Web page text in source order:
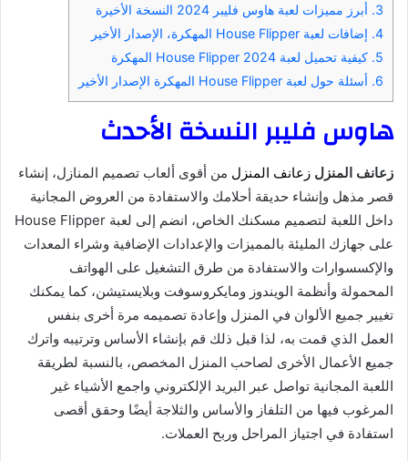
3. أبرز مميزات لعبة هاوس فليبر 2024 النسخة الأخيرة
4. إضافات لعبة House Flipper المهكرة، الإصدار الأخير
5. كيفية تحميل لعبة House Flipper 2024 المهكرة
6. أسئلة حول لعبة House Flipper المهكرة الإصدار الأخير
هاوس فليبر النسخة الأحدث
زعانف المنزل زعانف المنزل من أقوى ألعاب تصميم المنازل، إنشاء
قصر مذهل وإنشاء حديقة أحلامك والاستفادة من العروض المجانية
داخل اللعبة لتصميم مسكنك الخاص، انضم إلى لعبة House Flipper
على جهازك المليئة بالمميزات والإعدادات الإضافية وشراء المعدات
والإكسسوارات والاستفادة من طرق التشغيل على الهواتف
المحمولة وأنظمة الويندوز ومايكروسوفت وبلايستيشن، كما يمكنك
تغيير جميع الألوان في المنزل وإعادة تصميمه مرة أخرى بنفس
العمل الذي قمت به، لذا قبل ذلك قم بإنشاء الأساس وترتيبه واترك
جميع الأعمال الأخرى لصاحب المنزل المخصص، بالنسبة لطريقة
اللعبة المجانية تواصل عبر البريد الإلكتروني واجمع الأشياء غير
المرغوب فيها من التلفاز والأساس والثلاجة أيضًا وحقق أقصى
استفادة في اجتياز المراحل وربح العملات.